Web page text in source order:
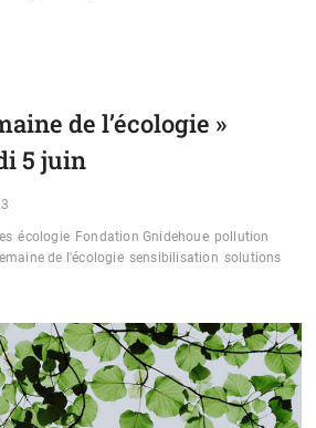
de l’écologie »
5 juin
écologie Fondation Gnidehoue pollution
de l'écologie sensibilisation solutions